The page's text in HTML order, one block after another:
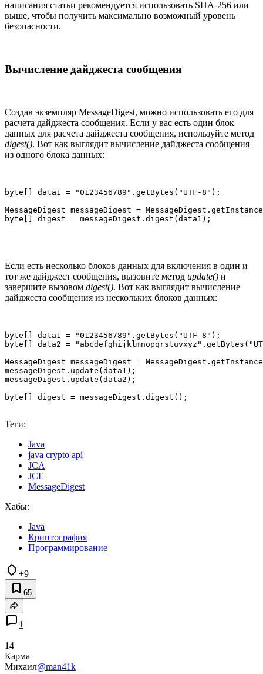
написания статьи рекомендуется использовать SHA-256 или
выше, чтобы получить максимально возможный уровень
безопасности.
Вычисление дайджеста сообщения
Создав экземпляр MessageDigest, можно использовать его для
расчета дайджеста сообщения. Если у вас есть один блок
данных для расчета дайджеста сообщения, используйте метод
digest(). Вот как выглядит вычисление дайджеста сообщения
из одного блока данных:
byte[] data1 = "0123456789".getBytes("UTF-8");
MessageDigest messageDigest =
byte[] digest = messageDigest.digest(data1);
Если есть несколько блоков данных для включения в один и
тот же дайджест сообщения, вызовите метод update() и
завершите вызовом digest(). Вот как выглядит вычисление
дайджеста сообщения из нескольких блоков данных:
byte[] data1 = "0123456789".getBytes("UTF-8");
byte[] data2 =
MessageDigest messageDigest =
messageDigest.update(data1);
messageDigest.update(data2);
byte[] digest = messageDigest.digest();
Теги:
Java
java crypto api
JCA
JCE
MessageDigest
Хабы:
Java
Криптография
Программирование
+9
65
1
14
Карма
Михаил@man41k